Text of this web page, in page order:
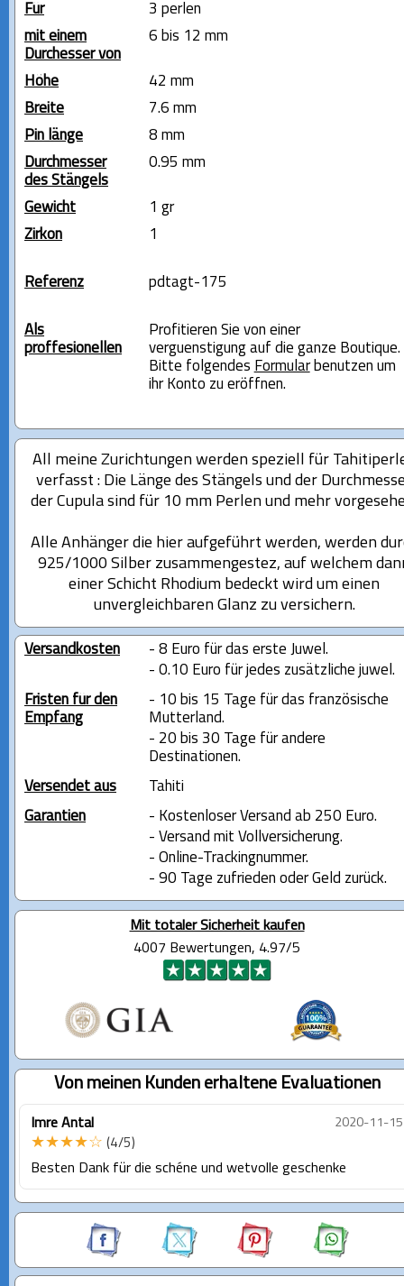
Für
3 perlen
mit einem
Durchesser von
6 bis 12 mm
Höhe
42 mm
Breite
7.6 mm
Pin länge
8 mm
Durchmesser
des Stängels
0.95 mm
Gewicht
1 gr
Zirkon
1
Referenz pdtagt-175
Als
proffesionellen
Profitieren Sie von einer
verguenstigung auf die ganze Boutique.
Bitte folgendes Formularbenutzen um
ihr Konto zu eröffnen.
All meine Zurichtungen werden speziell für
verfasst : Die Länge des Stängels und der
der Cupula sind für 10 mm Perlen und mehr
Alle Anhänger die hier aufgeführt werden, werden
925/1000 Silber zusammengestez, auf welchem
einer Schicht Rhodium bedeckt wird um einen
unvergleichbaren Glanz zu versichern.
Versandkosten
- 8 Euro für das erste Juwel.
- 0.10 Euro für jedes zusätzliche juwel.
Fristen für den
Empfang
- 10 bis 15 Tage für das französische
Mutterland.
- 20 bis 30 Tage für andere
Destinationen.
Versendet aus
Tahiti
Garantien
- Kostenloser Versand ab 250 Euro.
- Versand mit Vollversicherung.
- Online-Trackingnummer.
- 90 Tage zufrieden oder Geld zurück.
Mit totaler Sicherheit kaufen
4007 Bewertungen, 4.97/5
Von meinen Kunden erhaltene Evaluationen
Imre Antal 2020-11-15
★★★★☆ (4/5)
Besten Dank für die schéne und wetvolle geschenke